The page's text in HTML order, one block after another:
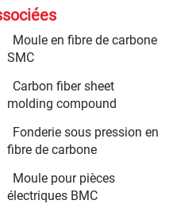
Moule en fibre de carbone
SMC
Carbon fiber sheet
molding compound
Fonderie sous pression en
fibre de carbone
Moule pour pièces
électriques BMC